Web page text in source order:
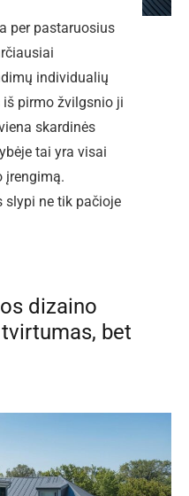
per pastaruosius
individualių
pirmo žvilgsnio ji
skardinės
tai yra visai
įrengimą.
slypi ne tik pačioje
dizaino
bet